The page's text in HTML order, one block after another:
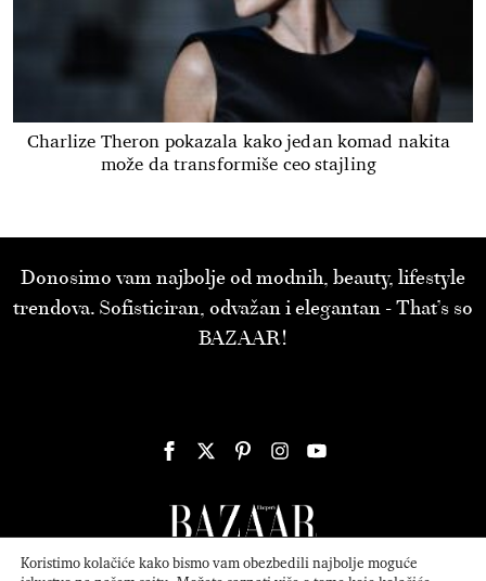
Charlize Theron pokazala kako jedan komad nakita
može da transformiše ceo stajling
Donosimo vam najbolje od modnih, beauty, lifestyle
trendova. Sofisticiran, odvažan i elegantan - That’s so
BAZAAR!
Koristimo kolačiće kako bismo vam obezbedili najbolje moguće